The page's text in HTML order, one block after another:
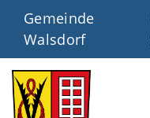
Gemeinde
Walsdorf